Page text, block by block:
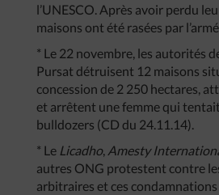
l’UNESCO. Après avoir perdu
maisons ont été rasées par
* Le 22 novembre, les autorités
Pursat détruisent 12 maisons
concession de 2 250 hectares,
et arrêtent une femme qui
bulldozers (CD du 24.11.14).
* Le Licadho, Amesty
autres ONG protestent contre
arbitraires et ces